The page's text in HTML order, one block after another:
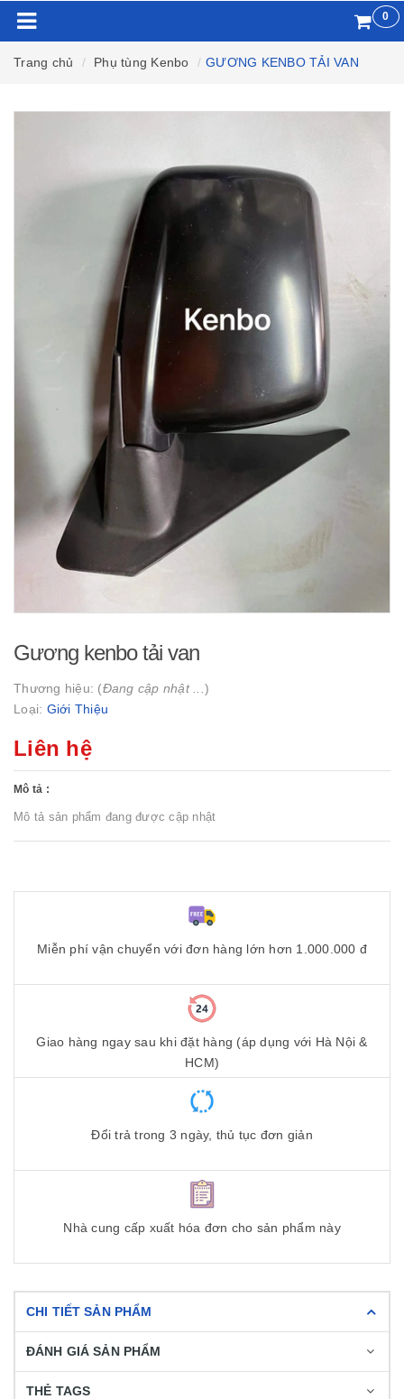
0
Trang chủ Phụ tùng Kenbo GƯƠNG KENBO TẢI VAN
Gương kenbo tải van
Thương hiệu: (Đang cập nhật ... )
Loại: Giới Thiệu
Liên hệ
Mô tả :
Mô tả sản phẩm đang được cập nhật
Miễn phí vận chuyển với đơn hàng lớn hơn 1.000.000 đ
Giao hàng ngay sau khi đặt hàng (áp dụng với Hà Nội &
HCM)
Đổi trả trong 3 ngày, thủ tục đơn giản
Nhà cung cấp xuất hóa đơn cho sản phẩm này
CHI TIẾT SẢN PHẨM
ĐÁNH GIÁ SẢN PHẨM
THẺ TAGS